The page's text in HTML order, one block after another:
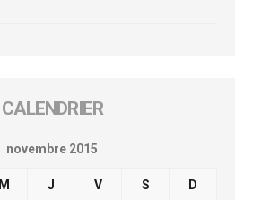
CALENDRIER
novembre 2015
M J V S D